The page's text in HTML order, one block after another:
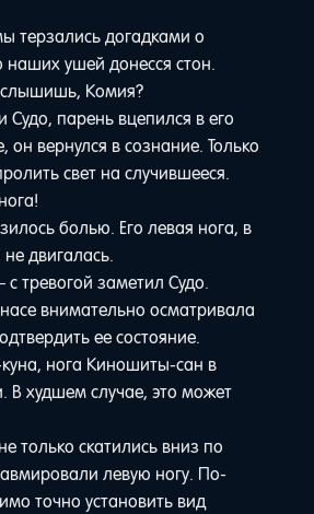
терзались догадками о
ушей донесся стон.
Комия?
Судо, парень вцепился в его
вернулся в сознание. Только
свет на случившееся.
болью. Его левая нога, в
двигалась.
тревогой заметил Судо.
внимательно осматривала
ее состояние.
нога Киношиты-сан в
В худшем случае, это может
только скатились вниз по
левую ногу. По-
точно установить вид